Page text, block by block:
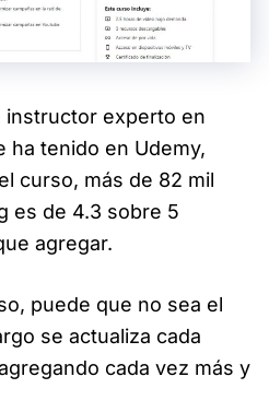
instructor experto en
ha tenido en Udemy,
curso, más de 82 mil
es de 4.3 sobre 5
agregar.
puede que no sea el
se actualiza cada
cada vez más y